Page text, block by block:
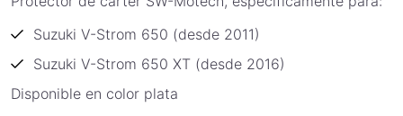
Suzuki V-Strom 650 (desde 2011)
Suzuki V-Strom 650 XT (desde 2016)
Disponible en color plata